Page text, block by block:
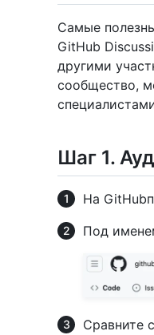
Самые
GitHub
другими
сообщество,
Шаг 1.
На
Под
Сравните